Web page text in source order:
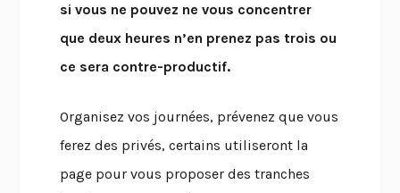
si vous ne pouvez ne vous concentrer
que deux heures n’en prenez pas trois ou
ce sera contre-productif.
Organisez vos journées, prévenez que vous
ferez des privés, certains utiliseront la
page pour vous proposer des tranches